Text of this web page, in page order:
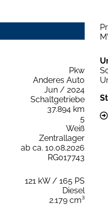
Pkw
Anderes Auto
Jun / 2024
Schaltgetriebe
37.894 km
5
Weiß
Zentrallager
ab ca. 10.08.2026
RG017743
121 kW / 165 PS
Diesel
2.179 cm³